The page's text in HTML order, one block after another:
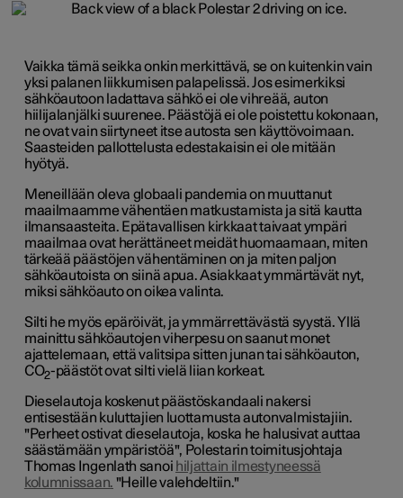
Vaikka tämä seikka onkin merkittävä, se on kuitenkin vain
yksi palanen liikkumisen palapelissä. Jos esimerkiksi
sähköautoon ladattava sähkö ei ole vihreää, auton
hiilijalanjälki suurenee. Päästöjä ei ole poistettu kokonaan,
ne ovat vain siirtyneet itse autosta sen käyttövoimaan.
Saasteiden pallottelusta edestakaisin ei ole mitään
hyötyä.
Meneillään oleva globaali pandemia on muuttanut
maailmaamme vähentäen matkustamista ja sitä kautta
ilmansaasteita. Epätavallisen kirkkaat taivaat ympäri
maailmaa ovat herättäneet meidät huomaamaan, miten
tärkeää päästöjen vähentäminen on ja miten paljon
sähköautoista on siinä apua. Asiakkaat ymmärtävät nyt,
miksi sähköauto on oikea valinta.
Silti he myös epäröivät, ja ymmärrettävästä syystä. Yllä
mainittu sähköautojen viherpesu on saanut monet
ajattelemaan, että valitsipa sitten junan tai sähköauton,
CO2-päästöt ovat silti vielä liian korkeat.
Dieselautoja koskenut päästöskandaali nakersi
entisestään kuluttajien luottamusta autonvalmistajiin.
"Perheet ostivat dieselautoja, koska he halusivat auttaa
säästämään ympäristöä", Polestarin toimitusjohtaja
Thomas Ingenlath sanoi hiljattain ilmestyneessä
kolumnissaan. "Heille valehdeltiin."